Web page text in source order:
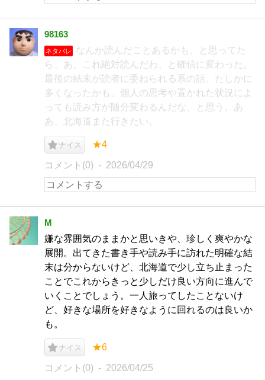
98163
ネタバレ
なんか読んだことあるかも、と思ってた
ら、あ、これ絶対読んだわ、と確信に変わった。
最後の結末が読者に委ねられる系の話、たしかに
多くなったかも。個人の思考や置かれた状況によ
っても読み方が随分変わるんだな、と思う。あ
あ、北海道また行きたい。
ナイス ★4
コメント(0) 2026/04/29
M
嫌な雰囲気のままかと思いきや、珍しく爽やかな
展開。出てきた書き手や読み手に訪れた明確な結
末は分からないけど、北海道で少し立ち止まった
ことでこれからきっと少しだけ良い方向に進んで
いくことでしょう。一人旅ってしたことないけ
ど、好きな場所を好きなように回れるのは良いか
も。
ナイス ★6
コメント(0) 2026/04/25